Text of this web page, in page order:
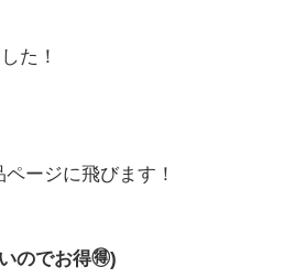
た！
ージに飛びます！
のでお得🉐)